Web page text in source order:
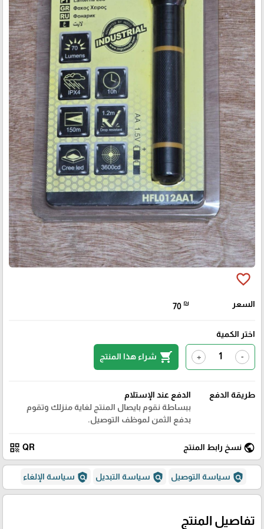
favorite_border
السعر 70 ₪
اختر الكمية
-
+
shopping_cart شراء هذا المنتج
طريقة الدفع
الدفع عند الإستلام
ببساطة نقوم بايصال المنتج لغاية منزلك وتقوم
بدفع الثمن لموظف التوصيل.
public نسخ رابط المنتج QR
qr_code
policy سياسة التوصيل policy سياسة التبديل policy سياسة الإلغاء
تفاصيل المنتج